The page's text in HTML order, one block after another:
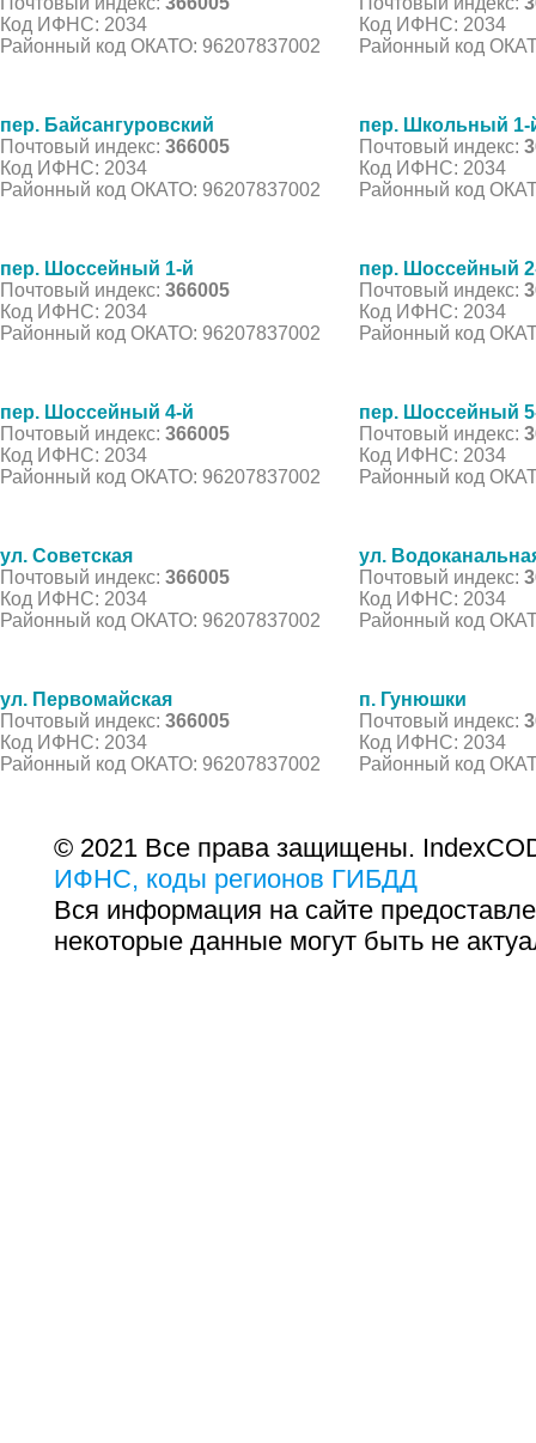
Код ИФНС: 2034
Районный код ОКАТО: 96207837002
Код ИФНС: 2034
Районный код
пер. Байсангуровский
Почтовый индекс: 366005
Код ИФНС: 2034
Районный код ОКАТО: 96207837002
пер. Школьный 1-
Почтовый индекс:
Код ИФНС: 2034
Районный код
пер. Шоссейный 1-й
Почтовый индекс: 366005
Код ИФНС: 2034
Районный код ОКАТО: 96207837002
пер. Шоссейный
Почтовый индекс:
Код ИФНС: 2034
Районный код
пер. Шоссейный 4-й
Почтовый индекс: 366005
Код ИФНС: 2034
Районный код ОКАТО: 96207837002
пер. Шоссейный
Почтовый индекс:
Код ИФНС: 2034
Районный код
ул. Советская
Почтовый индекс: 366005
Код ИФНС: 2034
Районный код ОКАТО: 96207837002
ул.
Почтовый индекс:
Код ИФНС: 2034
Районный код
ул. Первомайская
Почтовый индекс: 366005
Код ИФНС: 2034
Районный код ОКАТО: 96207837002
п. Гунюшки
Почтовый индекс:
Код ИФНС: 2034
Районный код
© 2021 Все права защищены.
ИФНС, коды регионов ГИБДД
Вся информация на сайте
некоторые данные могут быть не